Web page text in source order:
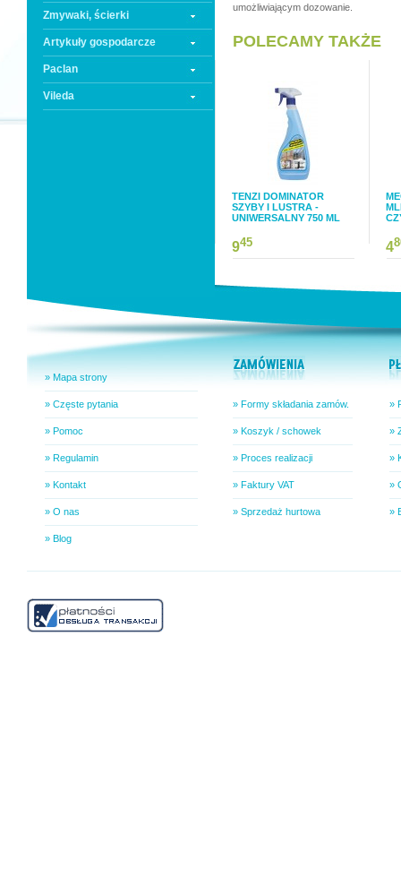
Zmywaki, ścierki
Artykuły gospodarcze
Paclan
Vileda
umożliwiającym dozowanie.
POLECAMY TAKŻE
TENZI DOMINATOR
SZYBY I LUSTRA -
UNIWERSALNY 750 ML
945 4
» Mapa strony
» Częste pytania
» Pomoc
» Regulamin
» Kontakt
» O nas
» Blog
» Formy składania zamów.
» Koszyk / schowek
» Proces realizacji
» Faktury VAT
» Sprzedaż hurtowa
»
»
»
»
»